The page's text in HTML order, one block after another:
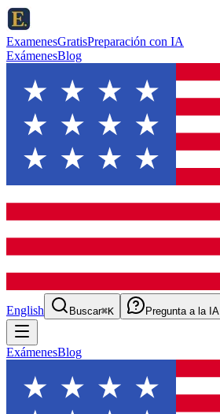
ExamenesGratisPreparación con IA
ExámenesBlog
English Buscar⌘K Pregunta a la IA
ExámenesBlog